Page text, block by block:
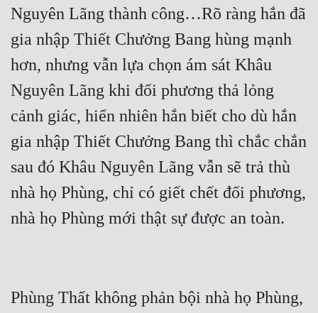
Huyền Nghi
Huyền Ảo
Hài Hước
Hệ Thống
Học Đường
Khoa Huyễn
Kinh Dị
Kỳ Ảo
Nguyên Lãng thành công…Rõ ràng hắn đã
gia nhập Thiết Chưởng Bang hùng mạnh
hơn, nhưng vẫn lựa chọn ám sát Khâu
Nguyên Lãng khi đối phương thả lỏng
cảnh giác, hiển nhiên hắn biết cho dù hắn
gia nhập Thiết Chưởng Bang thì chắc chắn
sau đó Khâu Nguyên Lãng vẫn sẽ trả thù
nhà họ Phùng, chỉ có giết chết đối phương,
Phùng Thất không phản bội nhà họ Phùng,